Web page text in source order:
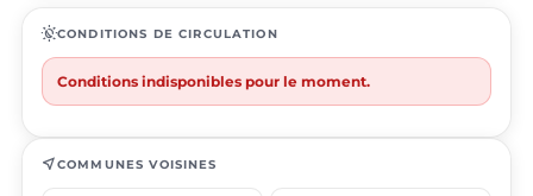
routineCONDITIONS DE CIRCULATION
Conditions indisponibles pour le moment.
near_meCOMMUNES VOISINES